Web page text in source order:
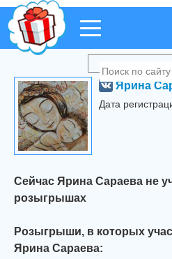
Ярина
Дата
Сейчас Ярина Сараева не
розыгрышах
Розыгрыши, в которых
Ярина Сараева: